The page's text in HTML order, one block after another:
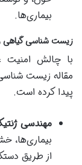
بیماری‌ها.
زیست شناسی گیاهی
مقاله زیست
پیدا کرده است.
مهندسی
بیماری‌ها،
از طریق